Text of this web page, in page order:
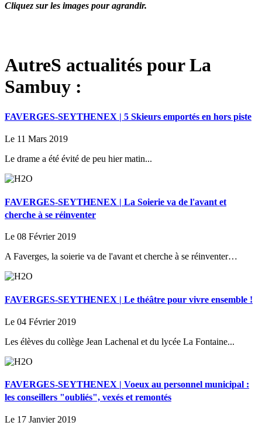
Cliquez sur les images pour agrandir.
AutreS actualités pour La
Sambuy :
FAVERGES-SEYTHENEX | 5 Skieurs emportés en hors piste
Le 11 Mars 2019
Le drame a été évité de peu hier matin...
FAVERGES-SEYTHENEX | La Soierie va de l'avant et
cherche à se réinventer
Le 08 Février 2019
A Faverges, la soierie va de l'avant et cherche à se réinventer…
FAVERGES-SEYTHENEX | Le théâtre pour vivre ensemble !
Le 04 Février 2019
Les élèves du collège Jean Lachenal et du lycée La Fontaine...
FAVERGES-SEYTHENEX | Voeux au personnel municipal :
les conseillers "oubliés", vexés et remontés
Le 17 Janvier 2019